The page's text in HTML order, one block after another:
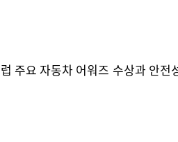
주요 자동차 어워즈 수상과 안